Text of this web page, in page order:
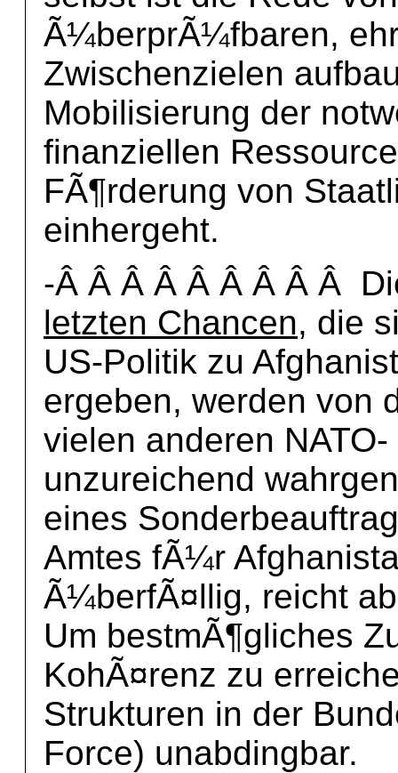
Ã¼berprÃ¼fbaren,
Zwischenzielen
Mobilisierung der
finanziellen
FÃ¶rderung von
einhergeht.
-Â Â Â Â Â Â Â Â Â
letzten Chancen, die
US-Politik zu
ergeben, werden von
vielen anderen
unzureichend
eines
Amtes fÃ¼r
Ã¼berfÃ¤llig, reicht
Um bestmÃ¶gliches
KohÃ¤renz zu
Strukturen in der
Force) unabdingbar.